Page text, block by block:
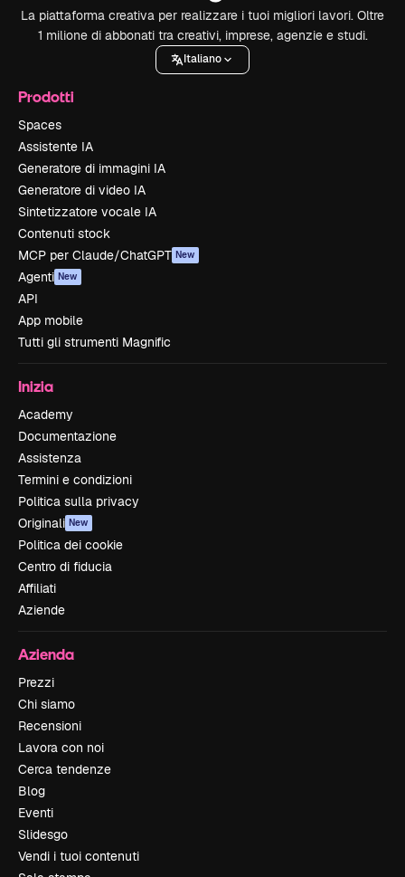
La piattaforma creativa per realizzare i tuoi migliori lavori. Oltre
1 milione di abbonati tra creativi, imprese, agenzie e studi.
Italiano
Prodotti
Spaces
Assistente IA
Generatore di immagini IA
Generatore di video IA
Sintetizzatore vocale IA
Contenuti stock
MCP per Claude/ChatGPT New
Agenti New
API
App mobile
Tutti gli strumenti Magnific
Inizia
Academy
Documentazione
Assistenza
Termini e condizioni
Politica sulla privacy
Originali New
Politica dei cookie
Centro di fiducia
Affiliati
Aziende
Azienda
Prezzi
Chi siamo
Recensioni
Lavora con noi
Cerca tendenze
Blog
Eventi
Slidesgo
Vendi i tuoi contenuti